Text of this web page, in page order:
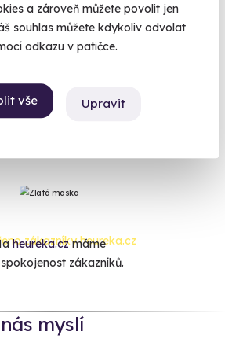
a zároveň můžete povolit jen
souhlas můžete kdykoliv odvolat
odkazu v patičce.
vše Upravit
mapě
do kokpitu i vy.
u obrazovky, staňte se součástí
monopostu na okruhu nebo
v hyperrealistickém simulátoru. F1
heureka.czmáme
zákazníků.
myslí